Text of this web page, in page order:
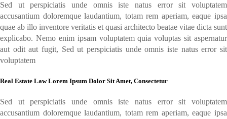
Sed ut perspiciatis unde omnis iste natus error sit voluptatem
accusantium doloremque laudantium, totam rem aperiam, eaque ipsa
quae ab illo inventore veritatis et quasi architecto beatae vitae dicta sunt
explicabo. Nemo enim ipsam voluptatem quia voluptas sit aspernatur
aut odit aut fugit, Sed ut perspiciatis unde omnis iste natus error sit
voluptatem
Real Estate Law Lorem Ipsum Dolor Sit Amet, Consectetur
Sed ut perspiciatis unde omnis iste natus error sit voluptatem
accusantium doloremque laudantium, totam rem aperiam, eaque ipsa